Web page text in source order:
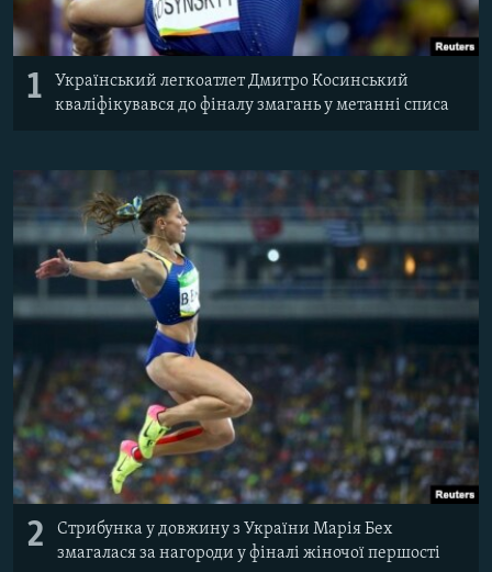
1
Український легкоатлет Дмитро Косинський
кваліфікувався до фіналу змагань у метанні списа
2
Стрибунка у довжину з України Марія Бех
змагалася за нагороди у фіналі жіночої першості